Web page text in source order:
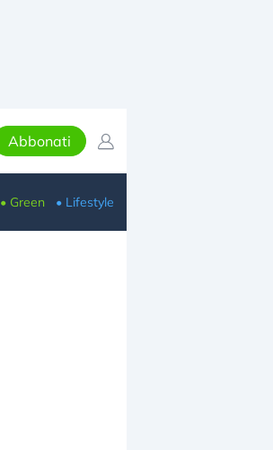
Abbonati
• Green • Lifestyle